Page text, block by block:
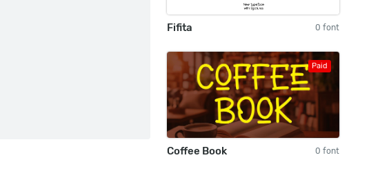
Fifita 0 font
Paid
Coffee Book 0 font